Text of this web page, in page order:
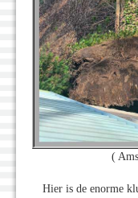
(
Hier is de enorme